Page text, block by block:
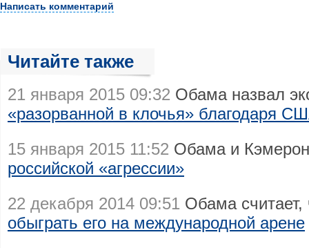
Написать комментарий
Читайте также
21 января 2015 09:32 Обама назвал
«разорванной в клочья» благодаря
15 января 2015 11:52 Обама и
российской «агрессии»
22 декабря 2014 09:51 Обама считает,
обыграть его на международной арене